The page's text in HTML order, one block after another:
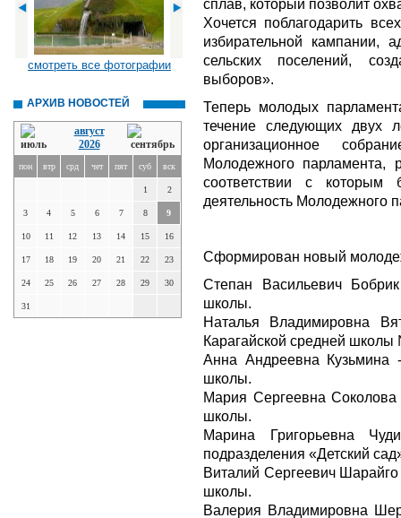
смотреть все фотографии
АРХИВ НОВОСТЕЙ
август
2026
пон втр срд чет пят суб вск
1 2
3 4 5 6 7 8 9
10 11 12 13 14 15 16
17 18 19 20 21 22 23
24 25 26 27 28 29 30
31
сплав, который позволит
Хочется поблагодарить
избирательной кампании,
сельских поселений,
выборов».
Теперь молодых
течение следующих двух
организационное
Молодежного парламента,
соответствии с которым
деятельность Молодежного
Сформирован новый
Степан Васильевич
школы.
Наталья Владимировна
Карагайской средней
Анна Андреевна Кузьмина
школы.
Мария Сергеевна
школы.
Марина Григорьевна
подразделения «Детский
Виталий Сергеевич
школы.
Валерия Владимировна